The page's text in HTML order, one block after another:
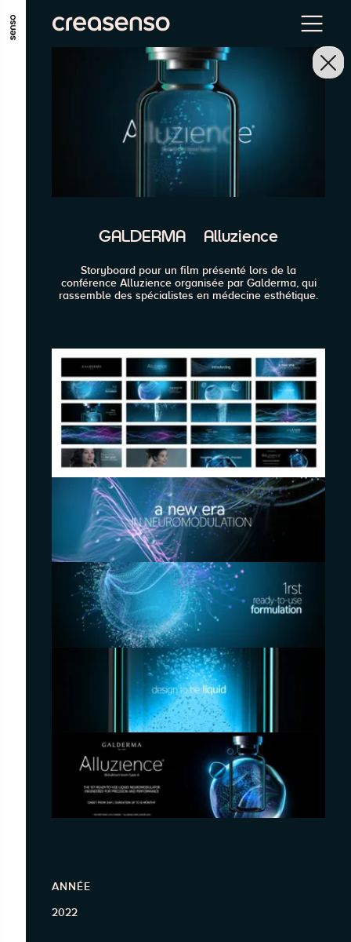
ALLER AU CONTENU PRINCIPAL
ALLER AU MENU PRINCIPAL
ALLER EN BAS DE PAGE
GALDERMA | Alluzience
Storyboard pour un film présenté lors de la
conférence Alluzience organisée par Galderma, qui
rassemble des spécialistes en médecine esthétique.
ANNÉE
2022